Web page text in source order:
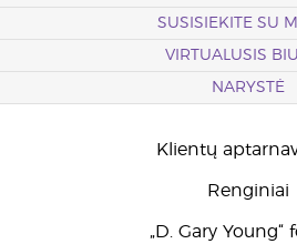
SUSISIEKITE SU
VIRTUALUSIS
NARYSTĖ
Klientų
Renginiai
„D. Gary Young“